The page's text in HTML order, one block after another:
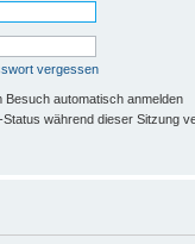
vergessen
Besuch automatisch anmelden
Status während dieser Sitzung